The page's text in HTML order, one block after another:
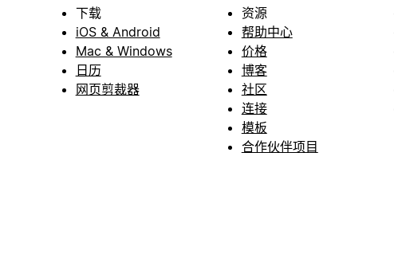
下载
iOS & Android
Mac & Windows
日历
网页剪裁器
资源
帮助中心
价格
博客
社区
连接
模板
合作伙伴项目